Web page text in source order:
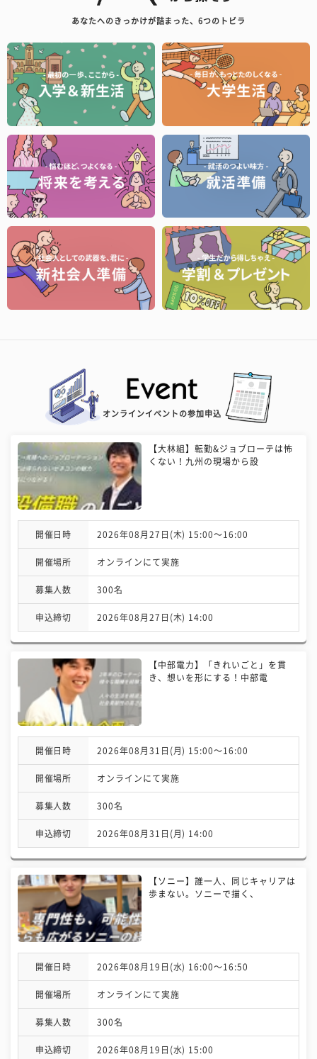
あなたへのきっかけが詰まった、6つのトビラ
オンラインイベントの参加申込
【大林組】転勤&ジョブローテは怖
くない！九州の現場から設
開催日時 2026年08月27日(木) 15:00〜16:00
開催場所 オンラインにて実施
募集人数 300名
申込締切 2026年08月27日(木) 14:00
【中部電力】「きれいごと」を貫
き、想いを形にする！中部電
開催日時 2026年08月31日(月) 15:00〜16:00
開催場所 オンラインにて実施
募集人数 300名
申込締切 2026年08月31日(月) 14:00
【ソニー】誰一人、同じキャリアは
歩まない。ソニーで描く、
開催日時 2026年08月19日(水) 16:00〜16:50
開催場所 オンラインにて実施
募集人数 300名
申込締切 2026年08月19日(水) 15:00